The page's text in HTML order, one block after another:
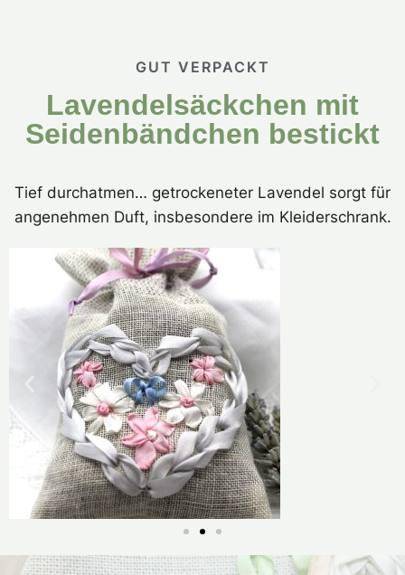
GUT VERPACKT
Lavendelsäckchen mit
Seidenbändchen bestickt
Tief durchatmen… getrockeneter Lavendel sorgt für
angenehmen Duft, insbesondere im Kleiderschrank.